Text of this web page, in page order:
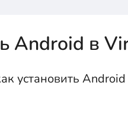
Android в
установить